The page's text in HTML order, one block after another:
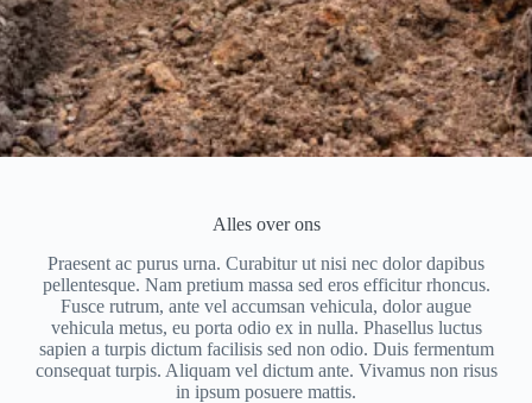
Alles over ons
Praesent ac purus urna. Curabitur ut nisi nec dolor dapibus
pellentesque. Nam pretium massa sed eros efficitur rhoncus.
Fusce rutrum, ante vel accumsan vehicula, dolor augue
vehicula metus, eu porta odio ex in nulla. Phasellus luctus
sapien a turpis dictum facilisis sed non odio. Duis fermentum
consequat turpis. Aliquam vel dictum ante. Vivamus non risus
in ipsum posuere mattis.